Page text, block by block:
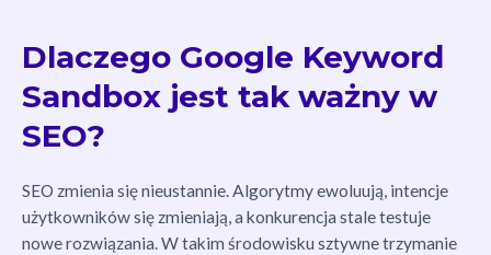
Dlaczego Google Keyword
Sandbox jest tak ważny w
SEO?
SEO zmienia się nieustannie. Algorytmy ewoluują, intencje
użytkowników się zmieniają, a konkurencja stale testuje
nowe rozwiązania. W takim środowisku sztywne trzymanie